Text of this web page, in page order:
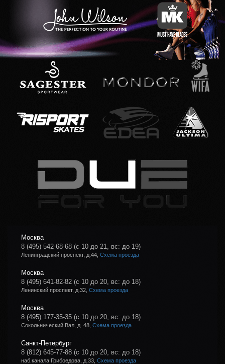
Москва
8 (495) 542-68-68 (с 10 до 21, вс: до 19)
Ленинградский проспект, д.44, Схема проезда
Москва
8 (495) 641-82-82 (с 10 до 20, вс: до 18)
Ленинский проспект, д.32, Схема проезда
Москва
8 (495) 177-35-35 (с 10 до 20, вс: до 18)
Сокольнический Вал, д. 48, Схема проезда
Санкт-Петербург
8 (812) 645-77-88 (с 10 до 20, вс: до 18)
наб.канала Грибоедова, д.33, Схема проезда